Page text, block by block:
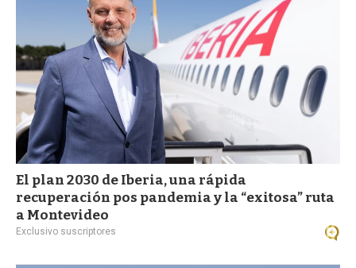
El plan 2030 de Iberia, una rápida
recuperación pos pandemia y la “exitosa” ruta
a Montevideo
Exclusivo suscriptores